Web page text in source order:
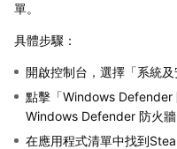
單。
具體步驟：
開啟控制台，選擇「系統及
點擊「Windows Defender
Windows Defender 防火牆
在應用程式清單中找到